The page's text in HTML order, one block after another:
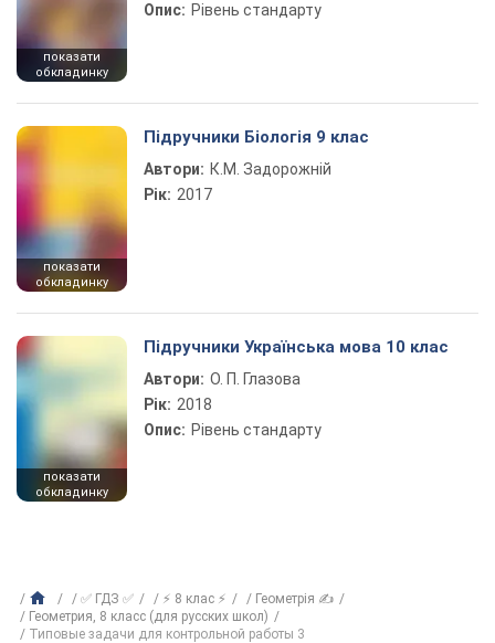
показати
обкладинку
Опис: Рівень стандарту
показати
обкладинку
Підручники Біологія 9 клас
Автори: К.М. Задорожній
Рік: 2017
показати
обкладинку
Підручники Українська мова 10 клас
Автори: О. П. Глазова
Рік: 2018
Опис: Рівень стандарту
✅ ГДЗ ✅ ⚡ 8 клас ⚡
Геометрія ✍
Геометрия, 8 класс (для русских школ)
Типовые задачи для контрольной работы 3